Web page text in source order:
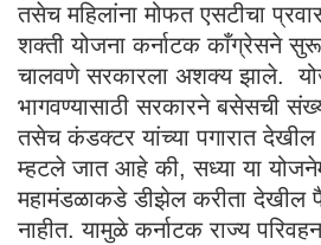
तसेच महिलांना मोफत एसटीचा
शक्ती योजना कर्नाटक काँग्रेसने
चालवणे सरकारला अशक्य झाले.
भागवण्यासाठी सरकारने बसेसची
तसेच कंडक्टर यांच्या पगारात
म्हटले जात आहे की, सध्या या
महामंडळाकडे डीझेल करीता देखील
नाहीत. यामुळे कर्नाटक राज्य